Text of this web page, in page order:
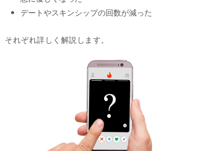
デートやスキンシップの回数が減った
それぞれ詳しく解説します。